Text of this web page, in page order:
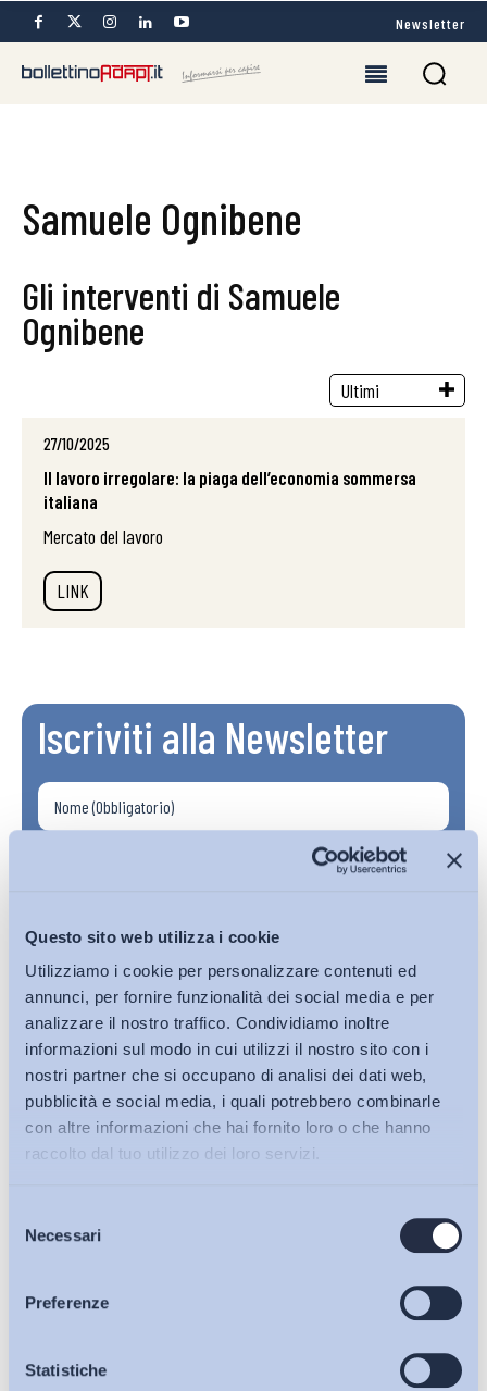
Questo sito web utilizza i cookie
Utilizziamo i cookie per personalizzare contenuti ed
annunci, per fornire funzionalità dei social media e per
analizzare il nostro traffico. Condividiamo inoltre
informazioni sul modo in cui utilizzi il nostro sito con i
nostri partner che si occupano di analisi dei dati web,
pubblicità e social media, i quali potrebbero combinarle
con altre informazioni che hai fornito loro o che hanno
raccolto dal tuo utilizzo dei loro servizi.
delNecessari
Preferenze
Statistiche
Bollettini ADAPT
Articoli
Osservatori
Newsletter
Samuele Ognibene
Gli interventi di Samuele
Ognibene
27/10/2025
Il lavoro irregolare: la piaga dell’economia sommersa
italiana
Mercato del lavoro
LINK
Iscriviti alla Newsletter
Ho letto e Accetto il trattamento dei dati personali descritti